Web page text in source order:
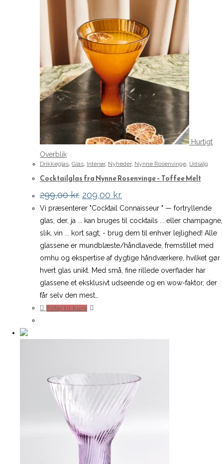
Hurtigt
Overblik
Drikkeglas, Glas, Interiør, Nyheder, Nynne Rosenvinge, Udsalg
Cocktailglas fra Nynne Rosenvinge – Toffee Melt
299,00kr. Den
oprindelige
pris
var:
299,00 kr..
209,00 kr.
aktuelle
pris
er:
209,00 kr..
Vi præsenterer "Cocktail Connaisseur " — fortryllende
glas, der, ja ... kan bruges til cocktails ... eller champagne,
slik, vin ... kort sagt; - brug dem til enhver lejlighed! Alle
glassene er mundblæste/håndlavede, fremstillet med
omhu og ekspertise af dygtige håndværkere, hvilket gør
hvert glas unikt. Med små, fine rillede overflader har
glassene et eksklusivt udseende og en wow-faktor, der
får selv den mest…
Tilføj til kurv